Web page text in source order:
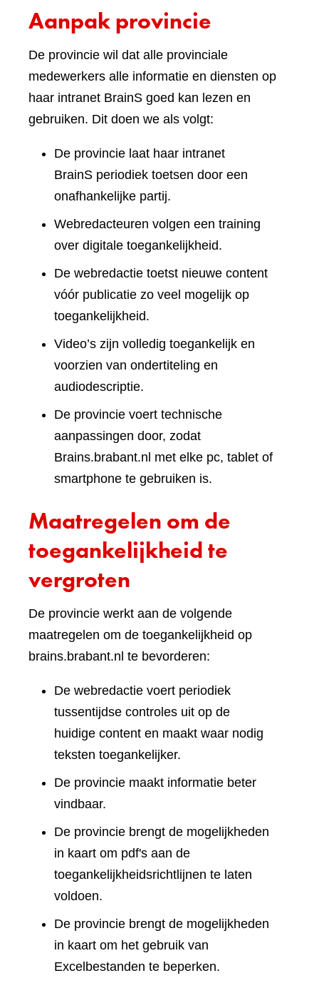
Aanpak provincie
De provincie wil dat alle provinciale
medewerkers alle informatie en diensten op
haar intranet BrainS goed kan lezen en
gebruiken. Dit doen we als volgt:
De provincie laat haar intranet
BrainS periodiek toetsen door een
onafhankelijke partij.
Webredacteuren volgen een training
over digitale toegankelijkheid.
De webredactie toetst nieuwe content
vóór publicatie zo veel mogelijk op
toegankelijkheid.
Video’s zijn volledig toegankelijk en
voorzien van ondertiteling en
audiodescriptie.
De provincie voert technische
aanpassingen door, zodat
Brains.brabant.nl met elke pc, tablet of
smartphone te gebruiken is.
Maatregelen om de
toegankelijkheid te
vergroten
De provincie werkt aan de volgende
maatregelen om de toegankelijkheid op
brains.brabant.nl te bevorderen:
De webredactie voert periodiek
tussentijdse controles uit op de
huidige content en maakt waar nodig
teksten toegankelijker.
De provincie maakt informatie beter
vindbaar.
De provincie brengt de mogelijkheden
in kaart om pdf's aan de
toegankelijkheidsrichtlijnen te laten
voldoen.
De provincie brengt de mogelijkheden
in kaart om het gebruik van
Excelbestanden te beperken.